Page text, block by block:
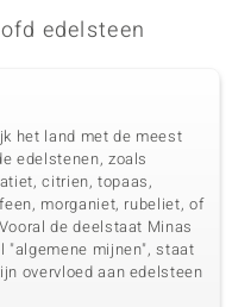
edelsteen
het land met de meest
edelstenen, zoals
citrien, topaas,
morganiet, rubeliet, of
de deelstaat Minas
"algemene mijnen", staat
overvloed aan edelsteen